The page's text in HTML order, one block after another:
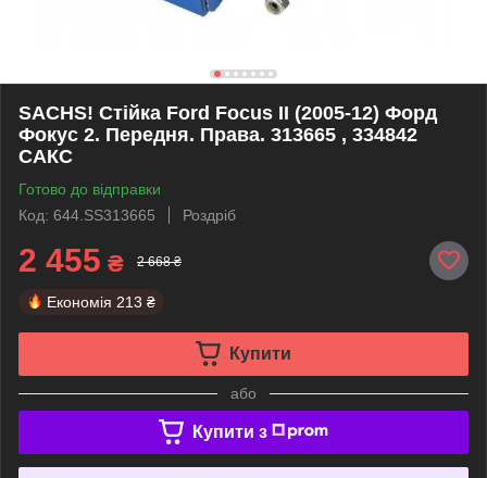
SACHS! Стійка Ford Focus II (2005-12) Форд
Фокус 2. Передня. Права. 313665 , 334842
САКС
Готово до відправки
Код: 644.SS313665
Роздріб
2 455 ₴ 2 668 ₴
Економія 213 ₴
Купити
або
Купити з